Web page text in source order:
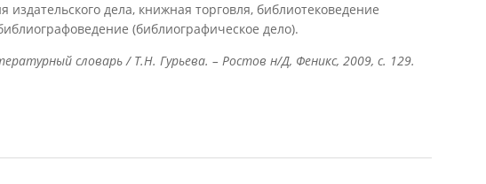
издательского дела, книжная торговля, библиотековедение
(библиографическое дело).
словарь / Т.Н. Гурьева. – Ростов н/Д, Феникс, 2009, с. 129.